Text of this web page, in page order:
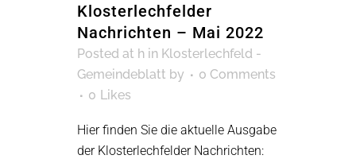
Klosterlechfelder
Nachrichten – Mai 2022
Posted at h in Klosterlechfeld -
Gemeindeblatt by
0 Comments
0 Likes
Hier finden Sie die aktuelle Ausgabe
der Klosterlechfelder Nachrichten: